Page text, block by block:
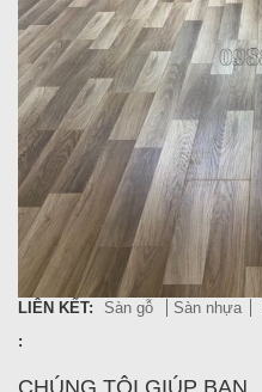
LIÊN KẾT: Sàn gỗ Sàn nhựa
: